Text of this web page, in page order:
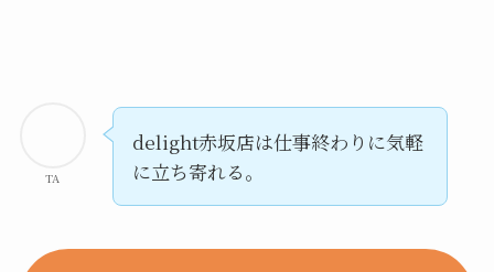
TA
delight赤坂店は仕事終わりに気軽
に立ち寄れる。